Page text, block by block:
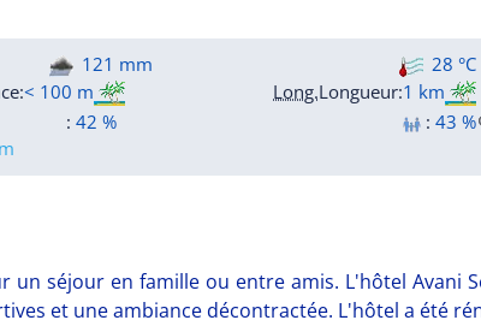
121 mm
28 °C
:< 100 m Long.Longueur:1 km
: 42 % :43 %
séjour en famille ou entre amis. L'hôtel Avani
et une ambiance décontractée. L'hôtel a été